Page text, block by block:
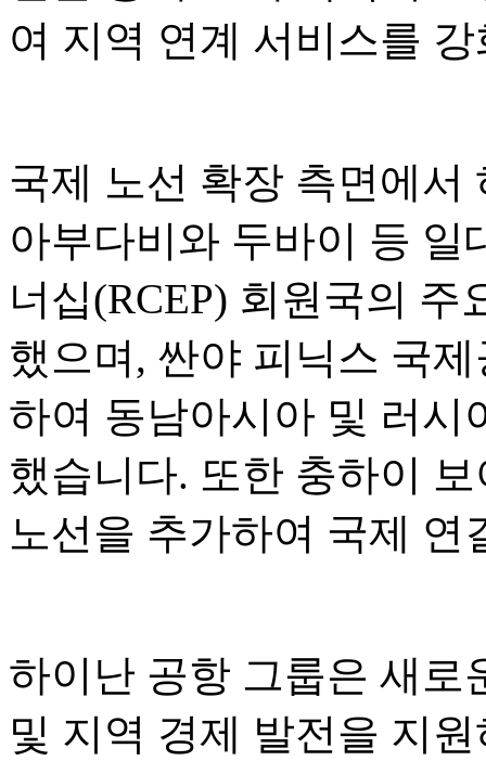
여 지역 연계 서비스를
국제 노선 확장 측면에서
아부다비와 두바이 등
너십(RCEP) 회원국의
했으며, 싼야 피닉스 국
하여 동남아시아 및 러시
했습니다. 또한 충하이
노선을 추가하여 국제
하이난 공항 그룹은 새로
및 지역 경제 발전을 지